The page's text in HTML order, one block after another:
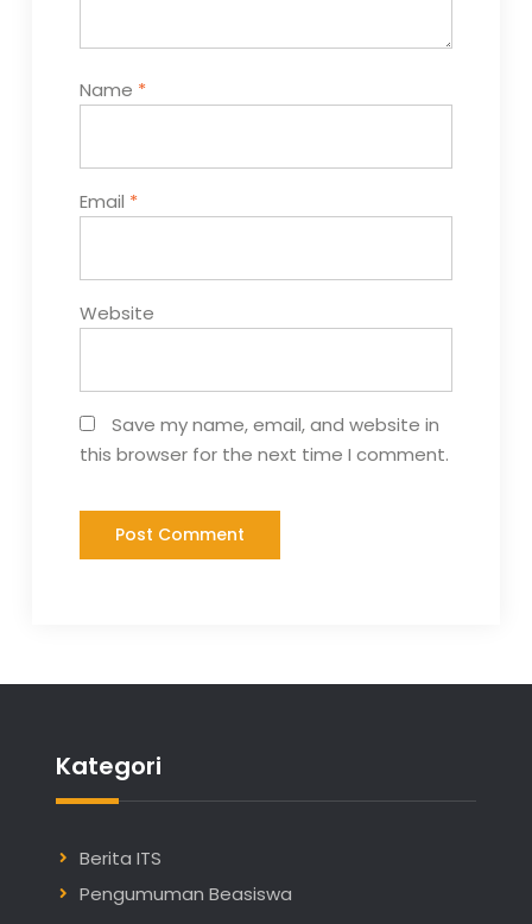
Name *
Email *
Website
Save my name, email, and website in
this browser for the next time I comment.
Kategori
Berita ITS
Pengumuman Beasiswa